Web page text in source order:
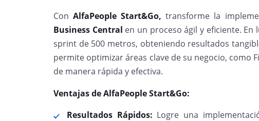
ConAlfaPeople Start&Go, transforme la
Business Central en un proceso ágil y eficiente.
sprint de 500 metros, obteniendo resultados
permite optimizar áreas clave de su negocio, como
de manera rápida y efectiva.
Ventajas de AlfaPeople Start&Go:
Resultados Rápidos: Logre una